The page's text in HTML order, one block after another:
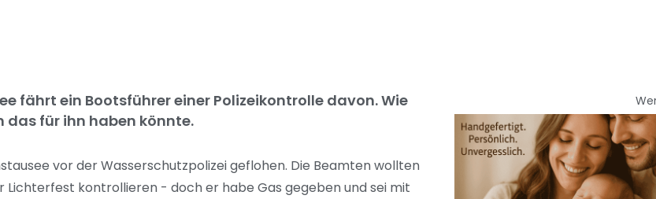
fährt ein Bootsführer einer Polizeikontrolle davon. Wie
das für ihn haben könnte.
vor der Wasserschutzpolizei geflohen. Die Beamten wollten
kontrollieren - doch er habe Gas gegeben und sei mit